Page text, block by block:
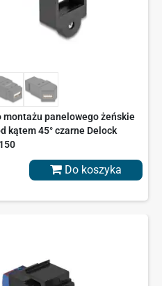
montażu panelowego żeńskie
kątem 45° czarne Delock
Do koszyka